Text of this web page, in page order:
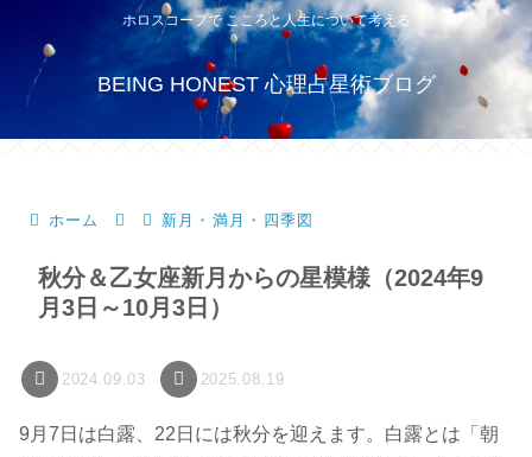
ホロスコープで こころと人生について考える
BEING HONEST 心理占星術ブログ
ホーム 新月・満月・四季図
秋分＆乙女座新月からの星模様（2024年9
月3日～10月3日）
2024.09.03 2025.08.19
9月7日は白露、22日には秋分を迎えます。白露とは「朝